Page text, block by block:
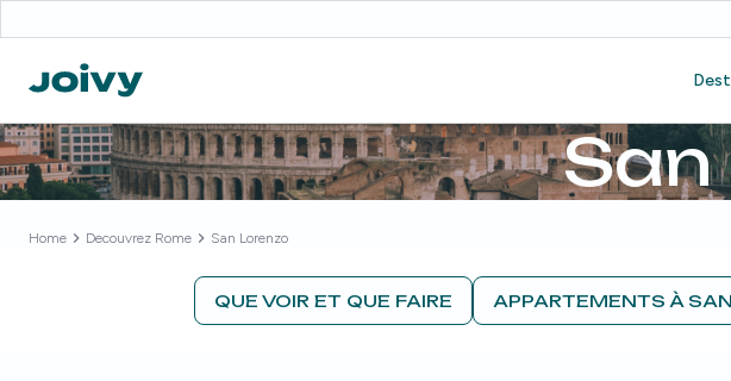
San
Home Decouvrez Rome San Lorenzo
QUE VOIR ET QUE FAIRE APPARTEMENTS À